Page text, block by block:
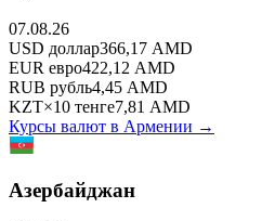
07.08.26
USD доллар366,17 AMD
EUR евро422,12 AMD
RUB рубль4,45 AMD
KZT×10 тенге7,81 AMD
Курсы валют в Армении →
Азербайджан